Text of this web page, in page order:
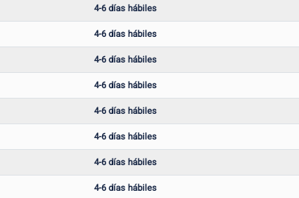
4-6 días hábiles
4-6 días hábiles
4-6 días hábiles
4-6 días hábiles
4-6 días hábiles
4-6 días hábiles
4-6 días hábiles
4-6 días hábiles